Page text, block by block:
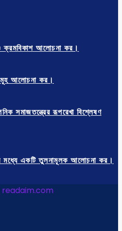
আলোচনা কর।
আলোচনা কর।
সমাজতন্ত্রের রূপরেখা বিশ্লেষণ
মধ্যে একটি তুলনামূলক আলোচনা কর।
readaim.com